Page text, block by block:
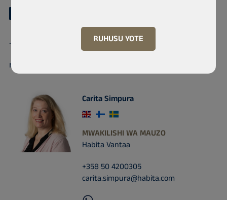
Tafadhali wasiliana na mwakilishi wa mauzo kwa
maelezo zaidi juu ya mali hii.
Carita Simpura
MWAKILISHI WA MAUZO
Habita Vantaa
+358 50 4200305
carita.simpura@habita.com
RUHUSU YOTE